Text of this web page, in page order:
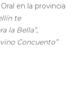
en la provincia
te
la Bella”,
Concuento”